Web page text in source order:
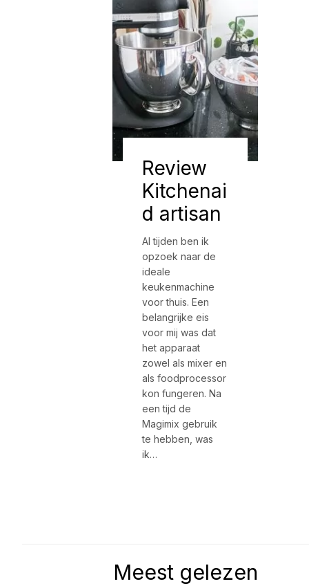
Review
Kitchenai
d artisan
Al tijden ben ik
opzoek naar de
ideale
keukenmachine
voor thuis. Een
belangrijke eis
voor mij was dat
het apparaat
zowel als mixer en
als foodprocessor
kon fungeren. Na
een tijd de
Magimix gebruik
te hebben, was
ik…
Meest gelezen